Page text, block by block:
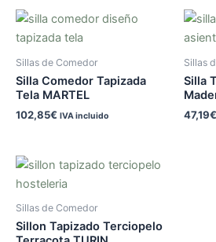
Sillas de Comedor
Silla Comedor Tapizada
Tela MARTEL
102,85€ IVA incluido
Sillas
Silla
47,19€
Sillas de Comedor
Sillon Tapizado Terciopelo